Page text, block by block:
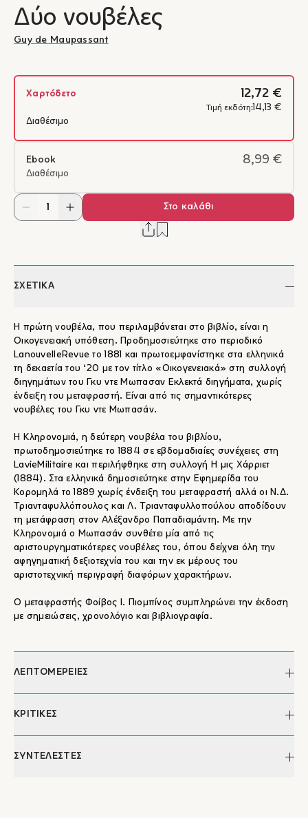
Δύο νουβέλες
Guy de Maupassant
Χαρτόδετο 12,72 €
Τιμή εκδότη: 14,13 €
Διαθέσιμο
Ebook 8,99 €
Διαθέσιμο
Στο καλάθι
ΣΧΕΤΙΚΑ
Η πρώτη νουβέλα, που περιλαμβάνεται στο βιβλίο, είναι η
Οικογενειακή υπόθεση. Προδημοσιεύτηκε στο περιοδικό
LanouvelleRevue το 1881 και πρωτοεμφανίστηκε στα ελληνικά
τη δεκαετία του ‘20 με τον τίτλο «Οικογενειακά» στη συλλογή
διηγημάτων του Γκυ ντε Μωπασαν Εκλεκτά διηγήματα, χωρίς
ένδειξη του μεταφραστή. Είναι από τις σημαντικότερες
νουβέλες του Γκυ ντε Μωπασάν.
Η Κληρονομιά, η δεύτερη νουβέλα του βιβλίου,
πρωτοδημοσιεύτηκε το 1884 σε εβδομαδιαίες συνέχειες στη
LavieMilitaire και περιλήφθηκε στη συλλογή Η μις Χάρριετ
(1884). Στα ελληνικά δημοσιεύτηκε στην Εφημερίδα του
Κορομηλά το 1889 χωρίς ένδειξη του μεταφραστή αλλά οι Ν.Δ.
Τριανταφυλλόπουλος και Λ. Τριανταφυλλοπούλου αποδίδουν
τη μετάφραση στον Αλέξανδρο Παπαδιαμάντη. Με την
Κληρονομιά ο Μωπασάν συνθέτει μία από τις
αριστουργηματικότερες νουβέλες του, όπου δείχνει όλη την
αφηγηματική δεξιοτεχνία του και την εκ μέρους του
αριστοτεχνική περιγραφή διαφόρων χαρακτήρων.
Ο μεταφραστής Φοίβος Ι. Πιομπίνος συμπληρώνει την έκδοση
με σημειώσεις, χρονολόγιο και βιβλιογραφία.
ΛΕΠΤΟΜΕΡΕΙΕΣ
Συγγραφέας:
Σελίδες:
ΚΡΙΤΙΚΕΣ
"...Τα διηγήματα αυτά είναι μία ανατομία του ανθρώπου που τα
ΣΥΝΤΕΛΕΣΤΕΣ